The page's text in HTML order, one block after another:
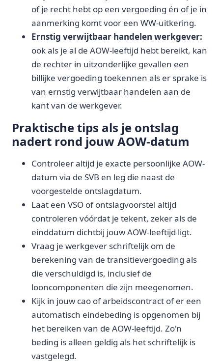
of je recht hebt op een vergoeding én of je in
aanmerking komt voor een WW-uitkering.
Ernstig verwijtbaar handelen werkgever:
ook als je al de AOW-leeftijd hebt bereikt, kan
de rechter in uitzonderlijke gevallen een
billijke vergoeding toekennen als er sprake is
van ernstig verwijtbaar handelen aan de
kant van de werkgever.
Praktische tips als je ontslag
nadert rond jouw AOW-datum
Controleer altijd je exacte persoonlijke AOW-
datum via de SVB en leg die naast de
voorgestelde ontslagdatum.
Laat een VSO of ontslagvoorstel altijd
controleren vóórdat je tekent, zeker als de
einddatum dichtbij jouw AOW-leeftijd ligt.
Vraag je werkgever schriftelijk om de
berekening van de transitievergoeding als
die verschuldigd is, inclusief de
looncomponenten die zijn meegenomen.
Kijk in jouw cao of arbeidscontract of er een
automatisch eindebeding is opgenomen bij
het bereiken van de AOW-leeftijd. Zo'n
beding is alleen geldig als het schriftelijk is
vastgelegd.